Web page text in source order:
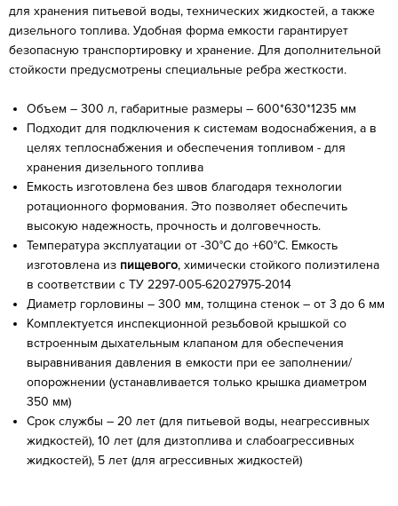
для хранения питьевой воды, технических жидкостей, а также
дизельного топлива. Удобная форма емкости гарантирует
безопасную транспортировку и хранение. Для дополнительной
стойкости предусмотрены специальные ребра жесткости.
Объем – 300 л, габаритные размеры – 600*630*1235 мм
Подходит для подключения к системам водоснабжения, а в
целях теплоснабжения и обеспечения топливом - для
хранения дизельного топлива
Емкость изготовлена без швов благодаря технологии
ротационного формования. Это позволяет обеспечить
высокую надежность, прочность и долговечность.
Температура эксплуатации от -30°C до +60°C. Емкость
изготовлена из пищевого, химически стойкого полиэтилена
в соответствии с ТУ 2297-005-62027975-2014
Диаметр горловины – 300 мм, толщина стенок – от 3 до 6 мм
Комплектуется инспекционной резьбовой крышкой со
встроенным дыхательным клапаном для обеспечения
выравнивания давления в емкости при ее заполнении/
опорожнении (устанавливается только крышка диаметром
350 мм)
Срок службы – 20 лет (для питьевой воды, неагрессивных
жидкостей), 10 лет (для дизтоплива и слабоагрессивных
жидкостей), 5 лет (для агрессивных жидкостей)